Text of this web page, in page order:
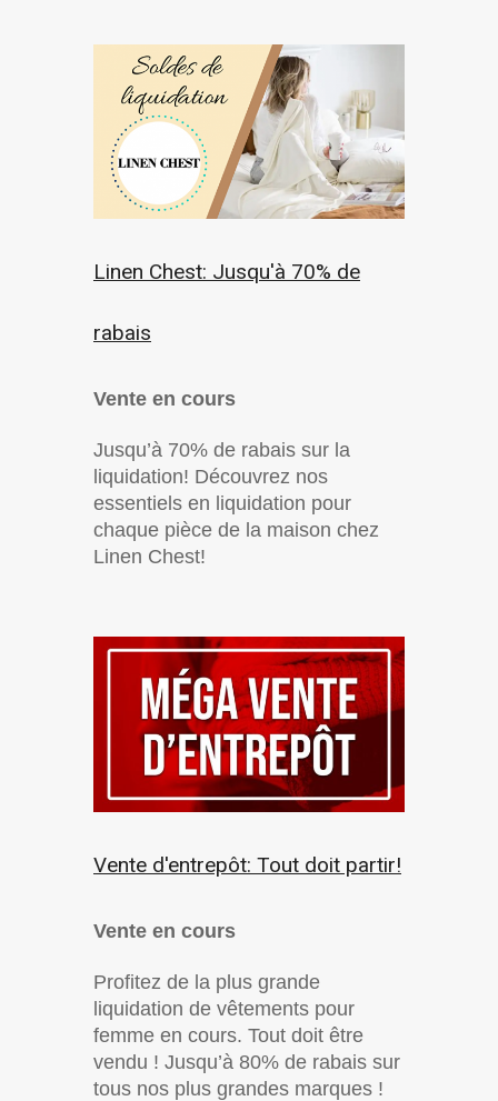
Linen Chest: Jusqu'à 70% de
rabais
Vente en cours
Jusqu’à 70% de rabais sur la
liquidation! Découvrez nos
essentiels en liquidation pour
chaque pièce de la maison chez
Linen Chest!
Vente d'entrepôt: Tout doit partir!
Vente en cours
Profitez de la plus grande
liquidation de vêtements pour
femme en cours. Tout doit être
vendu ! Jusqu’à 80% de rabais sur
tous nos plus grandes marques !